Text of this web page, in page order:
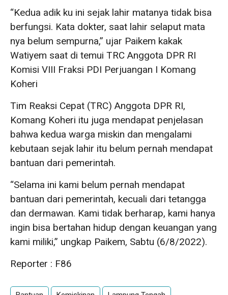
“Kedua adik ku ini sejak lahir matanya tidak bisa
berfungsi. Kata dokter, saat lahir selaput mata
nya belum sempurna,” ujar Paikem kakak
Watiyem saat di temui TRC Anggota DPR RI
Komisi VIII Fraksi PDI Perjuangan I Komang
Koheri
Tim Reaksi Cepat (TRC) Anggota DPR RI,
Komang Koheri itu juga mendapat penjelasan
bahwa kedua warga miskin dan mengalami
kebutaan sejak lahir itu belum pernah mendapat
bantuan dari pemerintah.
“Selama ini kami belum pernah mendapat
bantuan dari pemerintah, kecuali dari tetangga
dan dermawan. Kami tidak berharap, kami hanya
ingin bisa bertahan hidup dengan keuangan yang
kami miliki,” ungkap Paikem, Sabtu (6/8/2022).
Reporter : F86